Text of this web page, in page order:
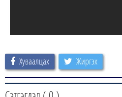
Хуваалцах Жиргэх